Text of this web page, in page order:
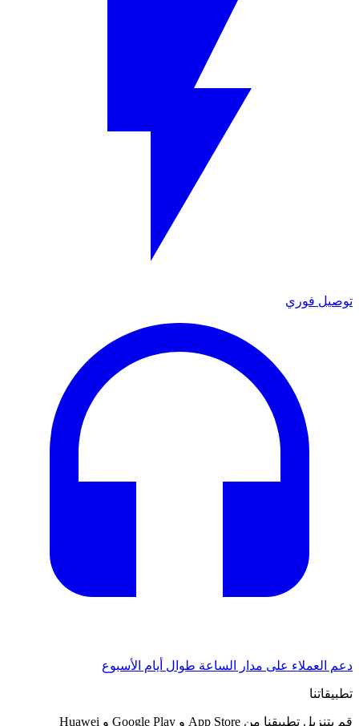
توصيل فوري
دعم العملاء على مدار الساعة طوال أيام الأسبوع
تطبيقاتنا
قم بتنزيل تطبيقنا من App Store و Google Play و Huawei